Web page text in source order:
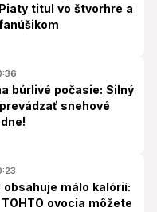
titul vo štvorhre a
búrlivé počasie: Silný
snehové
obsahuje málo kalórií:
ovocia môžete